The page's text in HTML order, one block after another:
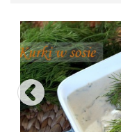
robię to klasyk,
odkrywczego, ale za
ziemniakami